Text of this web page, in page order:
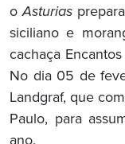
o Asturias
siciliano e
cachaça
No dia 05 de
Landgraf, que
Paulo, para
ano.